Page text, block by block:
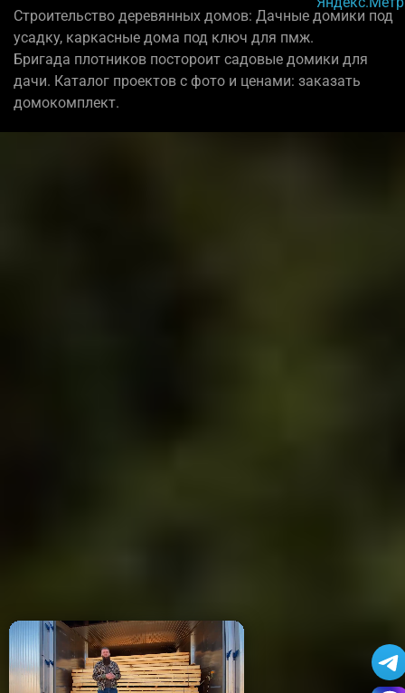
Строительство деревянных домов: Дачные домики под
усадку, каркасные дома под ключ для пмж.
Бригада плотников постороит садовые домики для
дачи. Каталог проектов с фото и ценами: заказать
домокомплект.